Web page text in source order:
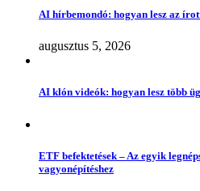
AI hírbemondó: hogyan lesz az
augusztus 5, 2026
AI klón videók: hogyan lesz több
ETF befektetések – Az egyik
vagyonépítéshez